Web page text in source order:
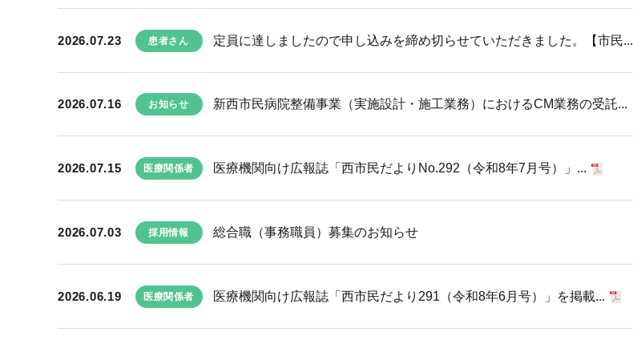
2026.07.23 患者さん 定員に達しましたので申し込みを締め切らせていただきました。【市民...
2026.07.16 お知らせ 新西市民病院整備事業（実施設計・施工業務）におけるCM業務の受託...
2026.07.15 医療関係者 医療機関向け広報誌「西市民だよりNo.292（令和8年7月号）」...
2026.07.03 採用情報 総合職（事務職員）募集のお知らせ
2026.06.19 医療関係者 医療機関向け広報誌「西市民だより291（令和8年6月号）」を掲載...